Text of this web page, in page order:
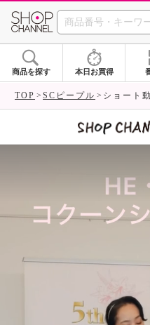
商品を探す 本日お買得
TOP SCピープル ショート